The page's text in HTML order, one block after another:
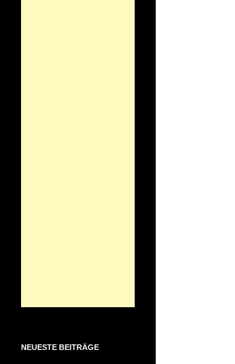
NEUESTE BEITRÄGE